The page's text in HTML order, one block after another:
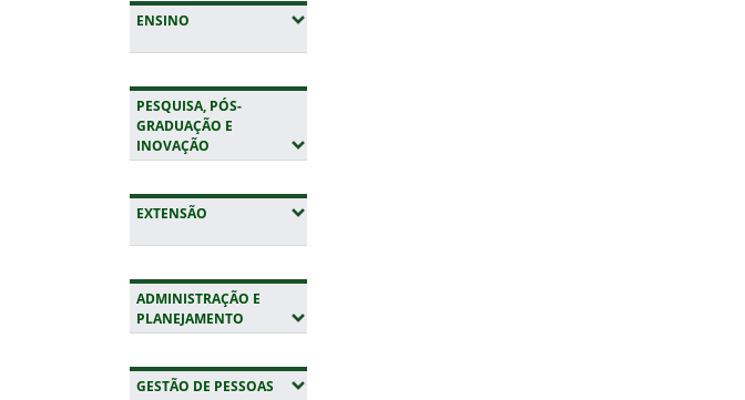
ENSINO (EXPANDIR SUBMENUS)
PESQUISA, PÓS-
GRADUAÇÃO E
INOVAÇÃO (EXPANDIR SUBMENUS)
EXTENSÃO (EXPANDIR SUBMENUS)
ADMINISTRAÇÃO E
PLANEJAMENTO (EXPANDIR SUBMENUS)
GESTÃO DE PESSOAS (EXPANDIR SUBMENUS)